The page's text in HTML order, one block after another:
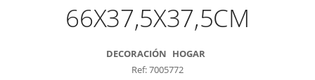
66X37,5X37,5CM
DECORACIÓN HOGAR
Ref: 7005772